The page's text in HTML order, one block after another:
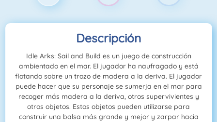
Descripción
Idle Arks: Sail and Build es un juego de construcción
ambientado en el mar. El jugador ha naufragado y está
flotando sobre un trozo de madera a la deriva. El jugador
puede hacer que su personaje se sumerja en el mar para
recoger más madera a la deriva, otros supervivientes y
otros objetos. Estos objetos pueden utilizarse para
construir una balsa más grande y mejor y zarpar hacia